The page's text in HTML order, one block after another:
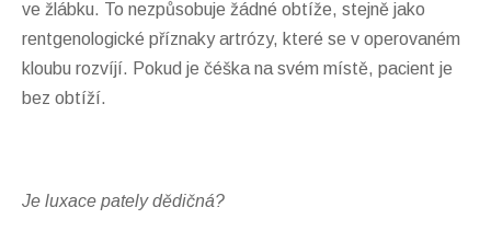
ve žlábku. To nezpůsobuje žádné obtíže, stejně jako
rentgenologické příznaky artrózy, které se v operovaném
kloubu rozvíjí. Pokud je čéška na svém místě, pacient je
bez obtíží.
Je luxace pately dědičná?